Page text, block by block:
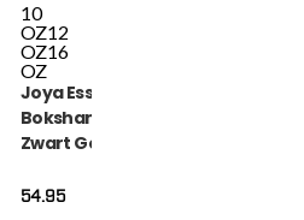
10
OZ12
OZ16
OZ
Joya Essential
Bokshandschoenen
Zwart Goud
54.95